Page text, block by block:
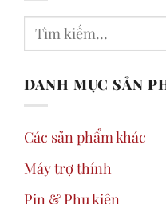
DANH MỤC SẢN
Các sản phẩm khác
Máy trợ thính
Pin & Phụ kiện